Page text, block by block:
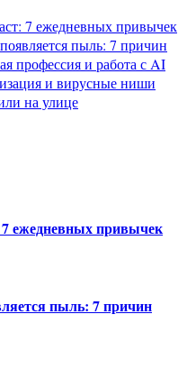
7 ежедневных привычек
пыль: 7 причин
профессия и работа с AI
и вирусные ниши
на улице
ежедневных привычек
пыль: 7 причин